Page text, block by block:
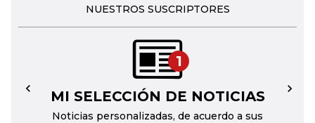
NUESTROS SUSCRIPTORES
1
MI SELECCIÓN DE NOTICIAS
Noticias personalizadas, de acuerdo a sus
← →